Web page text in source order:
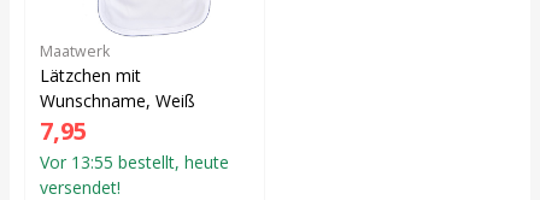
Maatwerk
Lätzchen mit
Wunschname, Weiß
7,95
Vor 13:55 bestellt, heute
versendet!